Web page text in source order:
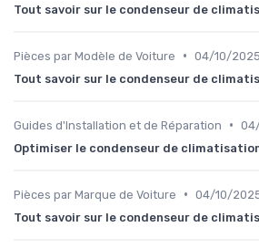
Tout savoir sur le condenseur de
Pièces par Modèle de Voiture • 04/10/2025
Tout savoir sur le condenseur de
Guides d'Installation et de Réparation •
Optimiser le condenseur de
Pièces par Marque de Voiture • 04/10/
Tout savoir sur le condenseur de